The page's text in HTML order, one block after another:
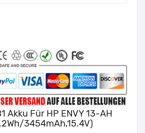
Akku Für HP ENVY 13-AH
3454mAh,15.4V)